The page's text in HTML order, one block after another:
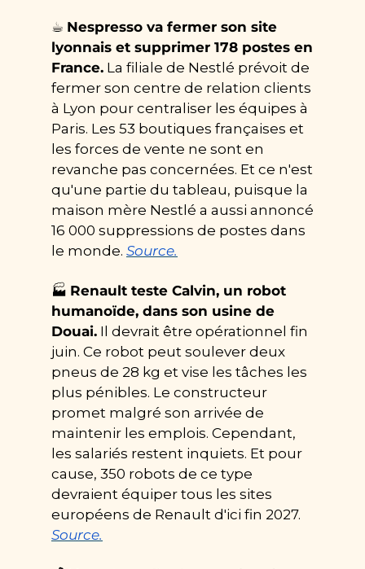
☕ Nespresso va fermer son site
lyonnais et supprimer 178 postes en
France. La filiale de Nestlé prévoit de
fermer son centre de relation clients
à Lyon pour centraliser les équipes à
Paris. Les 53 boutiques françaises et
les forces de vente ne sont en
revanche pas concernées. Et ce n'est
qu'une partie du tableau, puisque la
maison mère Nestlé a aussi annoncé
16 000 suppressions de postes dans
le monde. Source.
🏭 Renault teste Calvin, un robot
humanoïde, dans son usine de
Douai. Il devrait être opérationnel fin
juin. Ce robot peut soulever deux
pneus de 28 kg et vise les tâches les
plus pénibles. Le constructeur
promet malgré son arrivée de
maintenir les emplois. Cependant,
les salariés restent inquiets. Et pour
cause, 350 robots de ce type
devraient équiper tous les sites
Source.